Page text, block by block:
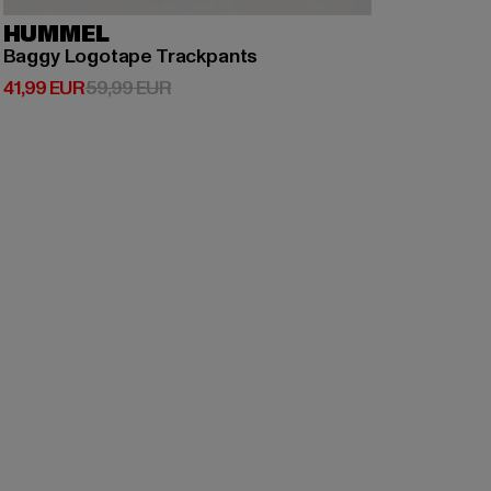
HUMMEL
Baggy Logotape Trackpants
41,99 EUR
Derzeitiger Preis: 41,99 EUR
59,99 EURAktionspreis: 59,99 EUR